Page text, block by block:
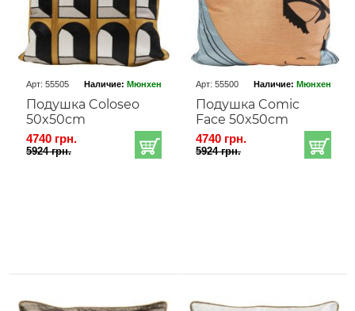
Арт: 55505 Наличие: Мюнхен
Подушка Coloseo
50x50cm
4740 грн.
5924 грн.
Арт: 55500 Наличие: Мюнхен
Подушка Comic
Face 50x50cm
4740 грн.
5924 грн.